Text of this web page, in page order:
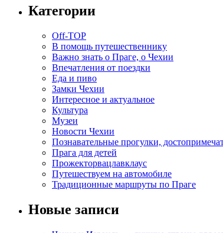
Категории
Off-TOP
В помощь путешественнику
Важно знать о Праге, о Чехии
Впечатления от поездки
Еда и пиво
Замки Чехии
Интересное и актуальное
Культура
Музеи
Новости Чехии
Познавательные прогулки,
Прага для детей
Прожекторвацлавклаус
Путешествуем на автомобиле
Традиционные маршруты по Праге
Новые записи